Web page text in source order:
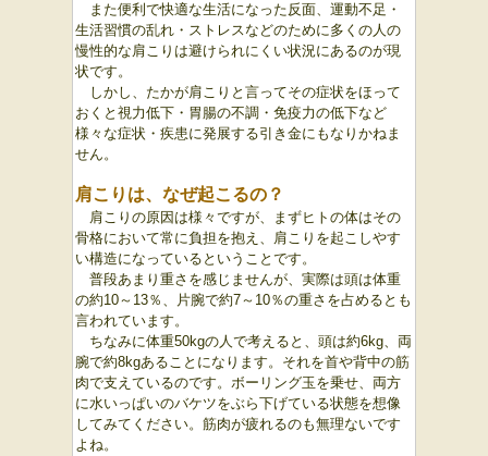
また便利で快適な生活になった反面、運動不足・
生活習慣の乱れ・ストレスなどのために多くの人の
慢性的な肩こりは避けられにくい状況にあるのが現
状です。
しかし、たかが肩こりと言ってその症状をほって
おくと視力低下・胃腸の不調・免疫力の低下など
様々な症状・疾患に発展する引き金にもなりかねま
せん。
肩こりは、なぜ起こるの？
肩こりの原因は様々ですが、まずヒトの体はその
骨格において常に負担を抱え、肩こりを起こしやす
い構造になっているということです。
普段あまり重さを感じませんが、実際は頭は体重
の約10～13％、片腕で約7～10％の重さを占めるとも
言われています。
ちなみに体重50kgの人で考えると、頭は約6kg、両
腕で約8kgあることになります。それを首や背中の筋
肉で支えているのです。ボーリング玉を乗せ、両方
に水いっぱいのバケツをぶら下げている状態を想像
してみてください。筋肉が疲れるのも無理ないです
よね。